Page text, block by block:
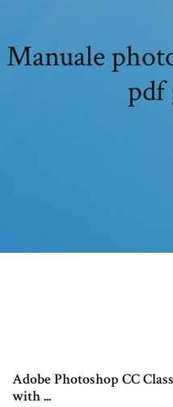
Manuale
pdf
Adobe Photoshop CC
with ...